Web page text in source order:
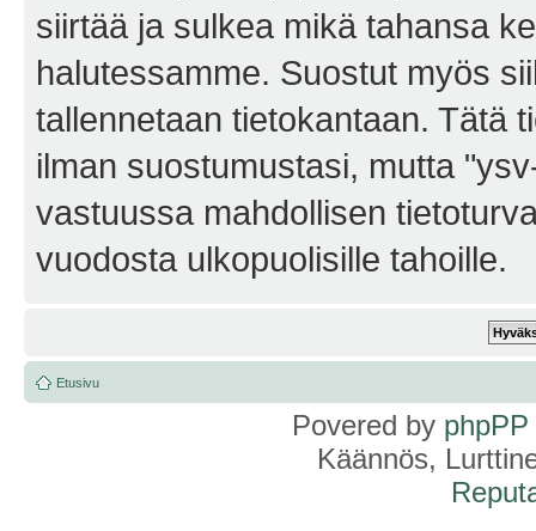
siirtää ja sulkea mikä tahansa
halutessamme. Suostut myös
tallennetaan tietokantaan. Tätä
ilman suostumustasi, mutta
vastuussa mahdollisen
vuodosta ulkopuolisille tahoille.
Etusivu
Povered by phpPP
Käännös,